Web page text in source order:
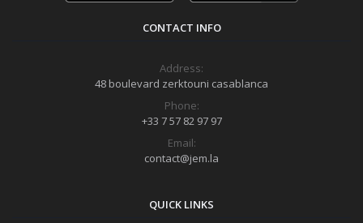
CONTACT INFO
Address:
48 boulevard zerktouni casablanca
Phone:
+33 7 57 82 97 97
Email:
contact@jem.la
QUICK LINKS